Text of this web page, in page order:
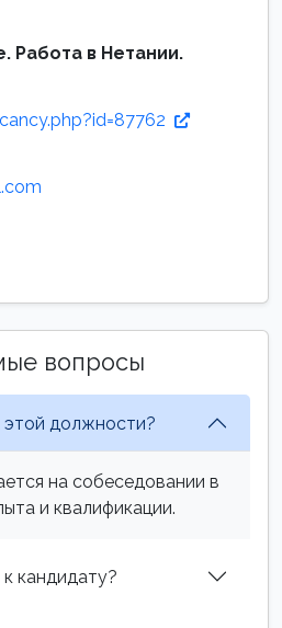
Работа в Нетании.
вопросы
этой должности?
на собеседовании в
и квалификации.
кандидату?